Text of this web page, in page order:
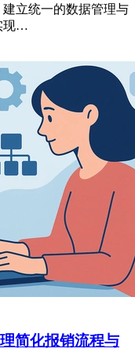
立统一的数据管理与
现…
简化报销流程与